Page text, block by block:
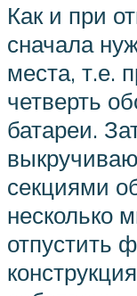
Как и при
сначала
места, т.е.
четверть
батареи.
секциями
несколько
отпустить